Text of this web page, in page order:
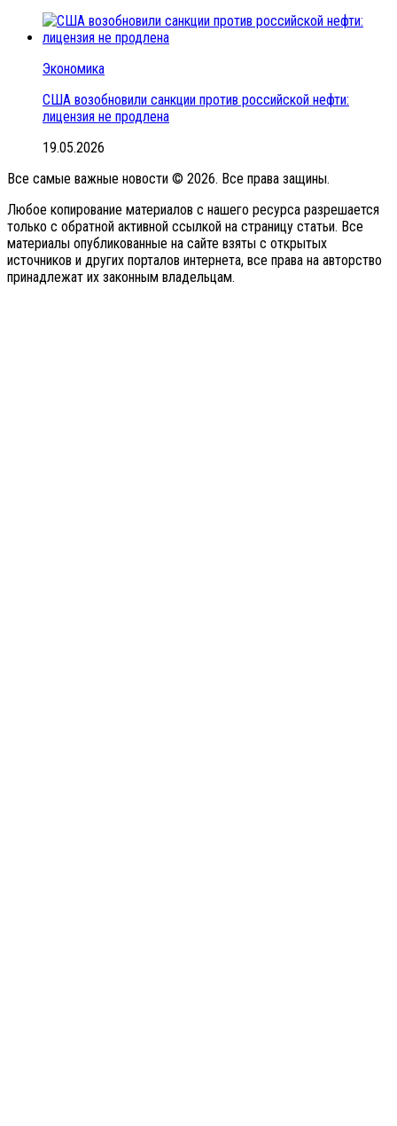
Экономика
США возобновили санкции против российской нефти:
лицензия не продлена
19.05.2026
Все самые важные новости © 2026. Все права защины.
Любое копирование материалов с нашего ресурса разрешается
только с обратной активной ссылкой на страницу статьи. Все
материалы опубликованные на сайте взяты с открытых
источников и других порталов интернета, все права на авторство
принадлежат их законным владельцам.